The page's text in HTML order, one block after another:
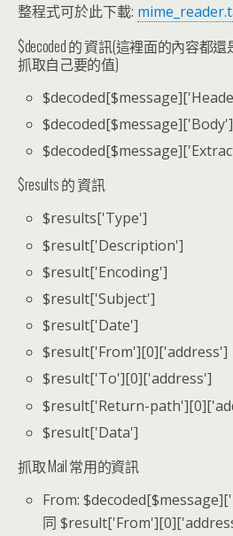
整程式可於此下載:
$decoded 的 資訊(這裡面的內容都
抓取自己要的值)
$decoded[$message]['Body']
$results 的 資訊
$results['Type']
$result['Description']
$result['Encoding']
$result['Subject']
$result['Date']
$result['From'][0]['address']
$result['To'][0]['address']
$result['Return-
$result['Data']
抓取 Mail 常用的資訊
From:
同